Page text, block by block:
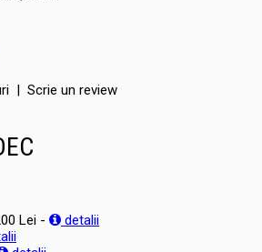
| Scrie un review
Lei -
detalii